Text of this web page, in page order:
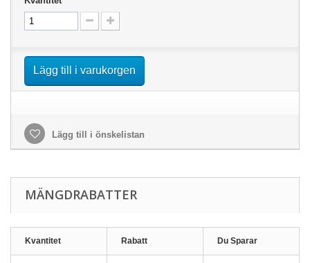
Lägg till i varukorgen
Lägg till i önskelistan
MÄNGDRABATTER
Kvantitet Rabatt Du Sparar